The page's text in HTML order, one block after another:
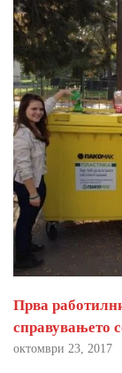
Прва
справувањето
октомври 23, 2017